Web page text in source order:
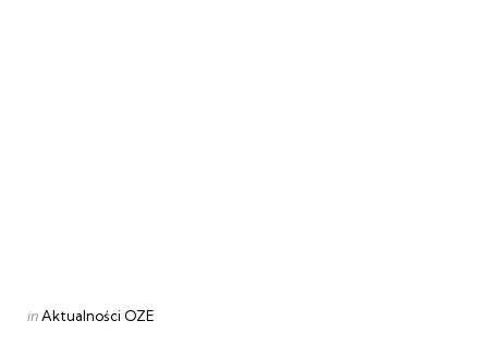
Categories
Posted
inAktualności OZE